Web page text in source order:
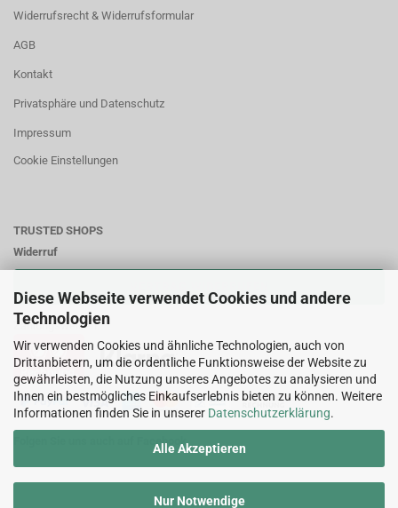
Diese Webseite verwendet Cookies und andere
Technologien
Wir verwenden Cookies und ähnliche Technologien, auch von
Drittanbietern, um die ordentliche Funktionsweise der Website zu
gewährleisten, die Nutzung unseres Angebotes zu analysieren und
Ihnen ein bestmögliches Einkaufserlebnis bieten zu können. Weitere
Informationen finden Sie in unserer Datenschutzerklärung.
Alle Akzeptieren
Nur Notwendige
Widerrufsrecht & Widerrufsformular
AGB
Kontakt
Privatsphäre und Datenschutz
Impressum
Cookie Einstellungen
TRUSTED SHOPS
Widerruf
Zahlungsweisen:
Folgen Sie uns auch auf Facebook